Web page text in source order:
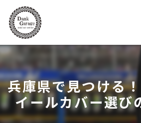
兵庫県で見つける
イールカバー選び